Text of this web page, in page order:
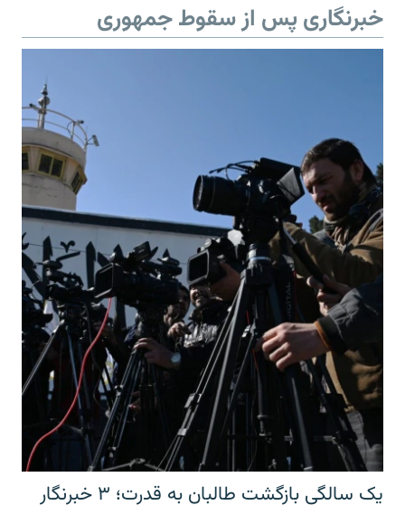
خبرنگاری پس از سقوط جمهوری
یک سالگی بازگشت طالبان به قدرت؛ ۳ خبرنگار